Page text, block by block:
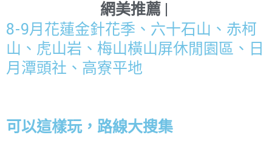
網美推薦 |
8-9月花蓮金針花季、六十石山、赤柯
山、虎山岩、梅山橫山屏休閒園區、日
月潭頭社、高寮平地
可以這樣玩，路線大搜集